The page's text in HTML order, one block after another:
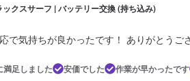
クスサーフ | バッテリー交換 (持ち込み)
で気持ちが良かったです！ ありがとうご
満足しました 安価でした 作業が早かったです